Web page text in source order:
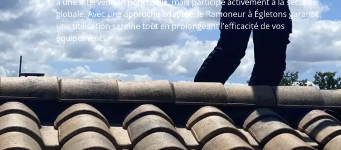
globale. Avec une approche adaptée, le Ramoneur à Égletons garantit
une utilisation sereine tout en prolongeant l’efficacité de vos
équipements.